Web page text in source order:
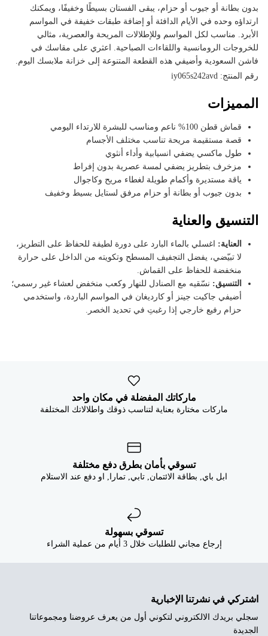
بدون بطانة أو جيوب أو حزام، يبقى الفستان بسيطًا وخفيفًا، ويمكنك
ارتداؤه وحده في الأيام الدافئة أو إضافة طبقات خفيفة في المواسم
الأبرد. مناسب لكل المواسم وللإطلالات المريحة والعصرية، مثالي
للخروجات الرومانسية واللقاءات الصباحية. اعثري على مقاسك في
فاشن السعودية وأضيفي هذه القطعة المتنوعة إلى خزانة ملابسك اليوم.
رقم المنتج: iy065s242avd
المميزات
قماش قطن 100% ناعم ومناسب للبشرة للارتداء اليومي
قصة مستقيمة مريحة تناسب مختلف الأجسام
طول ماكسي يضفي انسيابية وأداء أنثوي
مزخرف بتطريز يضفي لمسة عصرية بدون إفراط
ياقة مستديرة وأكمام طويلة لغطاء مريح وكاجوال
بدون جيوب أو بطانة أو حزام مرفق لستايل بسيط وخفيف
التنسيق والعناية
العناية: اغسلي بالماء البارد على دورة لطيفة للحفاظ على التطريز،
لا تبيّضي، يفضل التجفيف المسطح وتكويته من الداخل على حرارة
منخفضة للحفاظ على القماش.
التنسيق: نسّقيه مع الصنادل للنهار وكعب منخفض لعشاء غير رسمي؛
أضيفي جاكيت جينز أو كارديغان في المواسم الباردة، واستخدمي
حزام رفيع خارجي إذا رغبتِ في تحديد الخصر.
ماركاتك المفضلة في مكان واحد
ماركات مختارة بعناية لتناسب ذوقك واطلالاتك المختلفة
تسوقي بأمان بطرق دفع مختلفة
ابل باي, بطاقة الائتمان, تابي, تمارا, او دفع عند الاستلام
تسوقي بسهولة
إرجاع مجاني للطلبات خلال 3 أيام من عملية الشراء
اشتركي في نشرتنا الإخبارية
سجلي بريدك الالكتروني لتكوني أول من يعرف عروضنا ومجموعاتنا
الجديدة